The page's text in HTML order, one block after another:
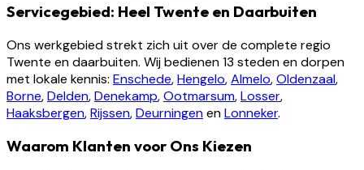
Servicegebied: Heel Twente en Daarbuiten
Ons werkgebied strekt zich uit over de complete regio
Twente en daarbuiten. Wij bedienen 13 steden en dorpen
met lokale kennis: Enschede,Hengelo,Almelo,Oldenzaal,
Borne,Delden,Denekamp,Ootmarsum,Losser,
Haaksbergen,Rijssen,DeurningenenLonneker.
Waarom Klanten voor Ons Kiezen